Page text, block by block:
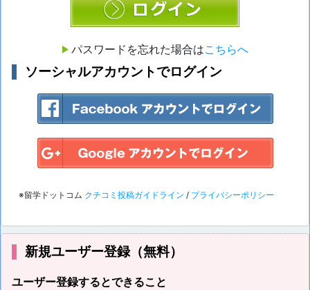
パスワードを忘れた場合はこちらへ
ソーシャルアカウントでログイン
※留学ドットコム クチコミ投稿ガイドライン / プライバシーポリシー
新規ユーザー登録（無料）
ユーザー登録するとできること